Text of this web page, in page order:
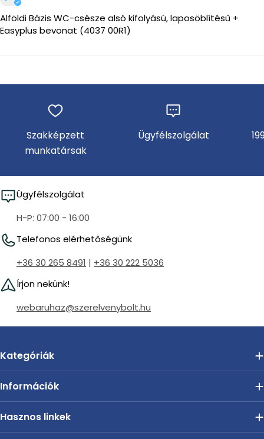
Alföldi Bázis WC-csésze alsó kifolyású, laposöblítésű +
Easyplus bevonat (4037 00R1)
Szakképzett
munkatársak
Ügyfélszolgálat
Ügyfélszolgálat
H-P: 07:00 - 16:00
Telefonos elérhetőségünk
+36 30 265 8491 | +36 30 222 5036
Írjon nekünk!
webaruhaz@szerelvenybolt.hu
Kategóriák
Információk
Hasznos linkek